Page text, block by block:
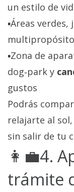
un estilo de
▪️Áreas
▪️Zona de
dog‑park y
gustos
Podrás
relajarte al
sin salir de tu
👩‍💼4.
trámite